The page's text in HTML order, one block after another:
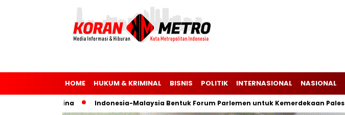
HOME HUKUM & KRIMINAL BISNIS POLITIK INTERNASIONAL NASIONAL
Indonesia-Malaysia Bentuk Forum Parlemen untuk Kemerdekaan Palestina